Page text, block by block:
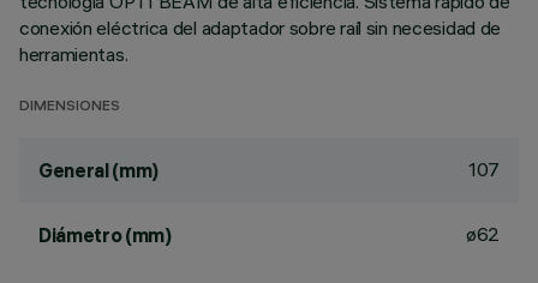
conexión eléctrica del adaptador sobre raíl sin necesidad de
herramientas.
DIMENSIONES
General (mm) 107
Diámetro (mm) ø62